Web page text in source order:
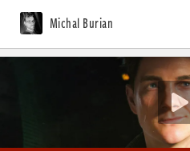
Michal Burian